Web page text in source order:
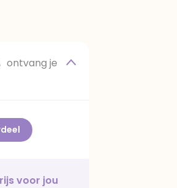
ontvang je
voor jou